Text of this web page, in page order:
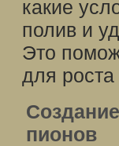
какие
полив и
Это
для
пионов